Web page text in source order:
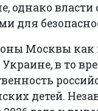
однако
для
Москвы
Украине, в то
детей.